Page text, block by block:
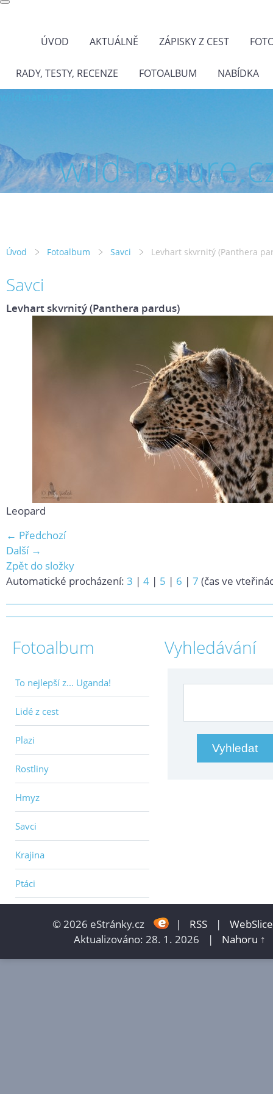
ÚVOD AKTUÁLNĚ ZÁPISKY Z CEST
RADY, TESTY, RECENZE FOTOALBUM NABÍDKA
wild-
Úvod Fotoalbum Savci Levhart skvrnitý (Panthera
Savci
Levhart skvrnitý (Panthera pardus)
Leopard
← Předchozí
Další →
Zpět do složky
Automatické procházení: 3 | 4 | 5 | 6 | 7 (čas ve
Fotoalbum
To nejlepší z... Uganda!
Lidé z cest
Plazi
Rostliny
Hmyz
Savci
Krajina
Ptáci
Vyhledávání
© 2026 eStránky.cz | RSS |
WebSlice
Aktualizováno: 28. 1. 2026
| Nahoru ↑